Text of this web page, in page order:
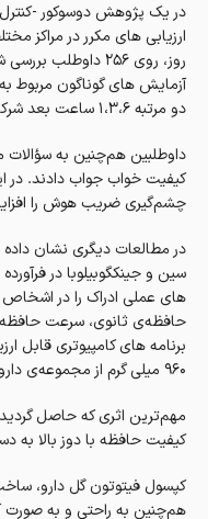
روز، روی ۲۵۶
آزمایش‌ های گوناگون مربوط
دو مرتبه ۱،۳،۶ ساعت بعد شرکت نمایند.
داوطلبین هم‌چنین به
کیفیت خواب جواب دادند. در
چشم‌گیری ضریب هوش را
در مطالعات دیگری نشان
سین و جینکگوبیلوبا در
های عملی ادراک را در
حافظه‌ی ثانوی، سرعت
۹۶۰ میلی گرم از مجموعه‌ی دارو در روز تجویز گردید.
مهم‌ترین اثری که حاصل
کیفیت حافظه با دوز بالا به
کپسول فیتوتون گل دارو،
هم‌چنین به راحتی و به صورت